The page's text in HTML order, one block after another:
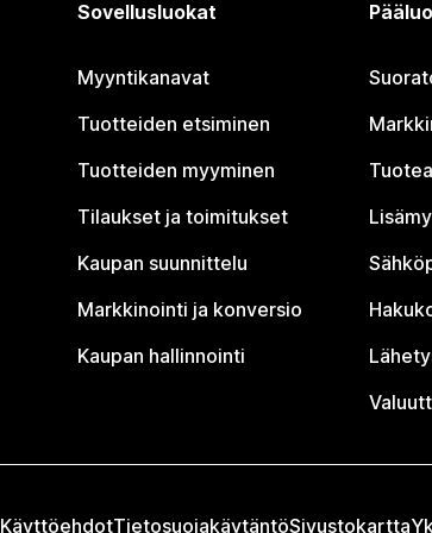
Sovellusluokat
Myyntikanavat
Tuotteiden etsiminen
Tuotteiden myyminen
Tilaukset ja toimitukset
Kaupan suunnittelu
Markkinointi ja konversio
Kaupan hallinnointi
KäyttöehdotTietosuojakäytäntöSivustokartta